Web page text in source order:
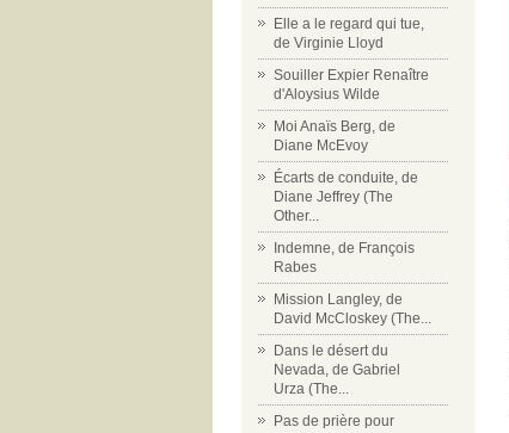
Elle a le regard qui tue,
de Virginie Lloyd
Souiller Expier Renaître
d'Aloysius Wilde
Moi Anaïs Berg, de
Diane McEvoy
Écarts de conduite, de
Diane Jeffrey (The
Other...
Indemne, de François
Rabes
Mission Langley, de
David McCloskey (The...
Dans le désert du
Nevada, de Gabriel
Urza (The...
Pas de prière pour